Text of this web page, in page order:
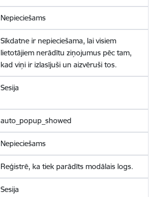
Nepieciešams
Sīkdatne ir nepieciešama, lai visiem
lietotājiem nerādītu ziņojumus pēc tam,
kad viņi ir izlasījuši un aizvēruši tos.
Sesija
auto_popup_showed
Nepieciešams
Reģistrē, ka tiek parādīts modālais logs.
Sesija